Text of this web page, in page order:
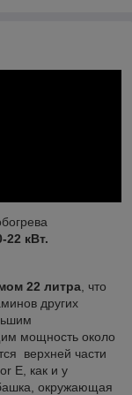
22 кВт.
22 литра , что
других
мощность около
верхней части
E, как и у
окружающая